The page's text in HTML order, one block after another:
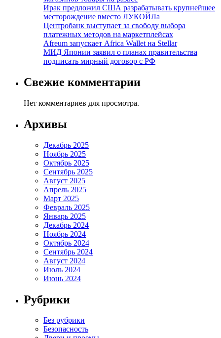
Ирак предложил США разрабатывать крупнейшее
месторождение вместо ЛУКОЙЛа
Центробанк выступает за свободу выбора
платежных методов на маркетплейсах
Afreum запускает Africa Wallet на Stellar
МИД Японии заявил о планах правительства
подписать мирный договор с РФ
Свежие комментарии
Нет комментариев для просмотра.
Архивы
Декабрь 2025
Ноябрь 2025
Октябрь 2025
Сентябрь 2025
Август 2025
Апрель 2025
Март 2025
Февраль 2025
Январь 2025
Декабрь 2024
Ноябрь 2024
Октябрь 2024
Сентябрь 2024
Август 2024
Июль 2024
Июнь 2024
Рубрики
Без рубрики
Безопасность